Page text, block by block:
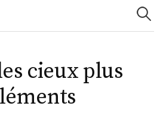
cieux plus